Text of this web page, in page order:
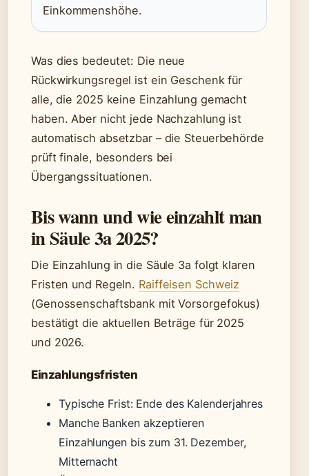
Einkommenshöhe.
Was dies bedeutet: Die neue
Rückwirkungsregel ist ein Geschenk für
alle, die 2025 keine Einzahlung gemacht
haben. Aber nicht jede Nachzahlung ist
automatisch absetzbar – die Steuerbehörde
prüft finale, besonders bei
Übergangssituationen.
Bis wann und wie einzahlt man
in Säule 3a 2025?
Die Einzahlung in die Säule 3a folgt klaren
Fristen und Regeln. Raiffeisen Schweiz
(Genossenschaftsbank mit Vorsorgefokus)
bestätigt die aktuellen Beträge für 2025
und 2026.
Einzahlungsfristen
Typische Frist: Ende des Kalenderjahres
Manche Banken akzeptieren
Einzahlungen bis zum 31. Dezember,
Mitternacht